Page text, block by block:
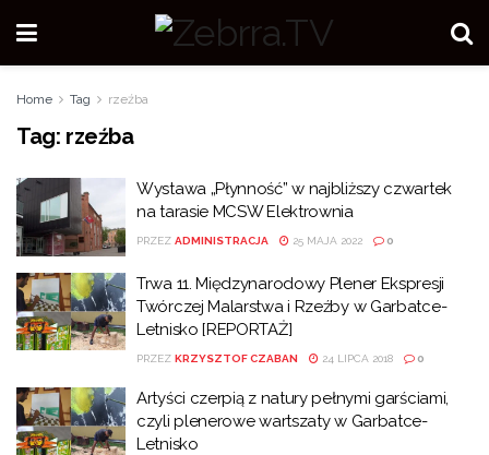
Home Tag rzeźba
Tag: rzeźba
Wystawa „Płynność” w najbliższy czwartek
na tarasie MCSW Elektrownia
PRZEZ ADMINISTRACJA 25 MAJA 2022 0
Trwa 11. Międzynarodowy Plener Ekspresji
Twórczej Malarstwa i Rzeźby w Garbatce-
Letnisko [REPORTAŻ]
PRZEZ KRZYSZTOF CZABAN 24 LIPCA 2018 0
Artyści czerpią z natury pełnymi garściami,
czyli plenerowe wartszaty w Garbatce-
Letnisko